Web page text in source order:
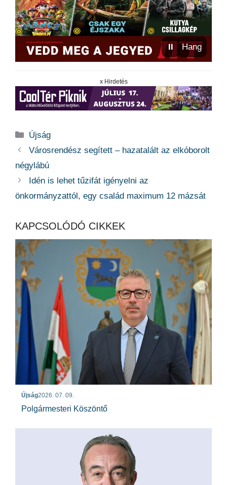
⏸ Hang
x Hirdetés
Kategória
Újság
Városrendész segített – hazatalált az elkóborolt
négylábú
Idén is lehet tűzifát igényelni az
önkormányzattól, egy család maximum 12 mázsát
KAPCSOLÓDÓ CIKKEK
Újság2026. 07. 09.
Polgármesteri Köszöntő